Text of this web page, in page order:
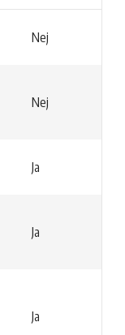
Nej
Nej
Ja
Ja
Ja